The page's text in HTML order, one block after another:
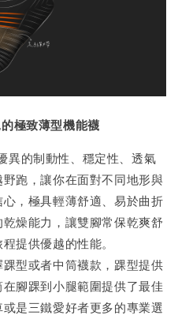
極致薄型機能襪
的制動性、穩定性、透氣
跑，讓你在面對不同地形與
，極具輕薄舒適、易於曲折
燥能力，讓雙腳常保乾爽舒
提供優越的性能。
型或者中筒襪款，踝型提供
腳踝到小腿範圍提供了最佳
是三鐵愛好者更多的專業選